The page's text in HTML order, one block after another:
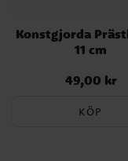
Konstgjorda
11 cm
Pris:49,00 kr
49,00 kr
KÖP